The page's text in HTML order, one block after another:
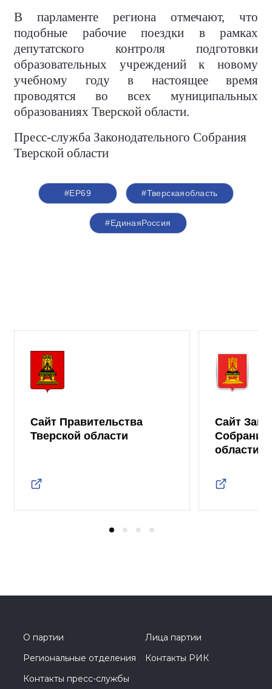
В парламенте региона отмечают, что
подобные рабочие поездки в рамках
депутатского контроля подготовки
образовательных учреждений к новому
учебному году в настоящее время
проводятся во всех муниципальных
образованиях Тверской области.
Пресс-служба Законодательного Собрания
Тверской области
#ЕР69 #Тверскаяобласть
#ЕдинаяРоссия
Сайт Правительства
Тверской области
Сайт
Собрания
области
О партии
Лица партии
Региональные отделения
Контакты РИК
Контакты пресс-службы